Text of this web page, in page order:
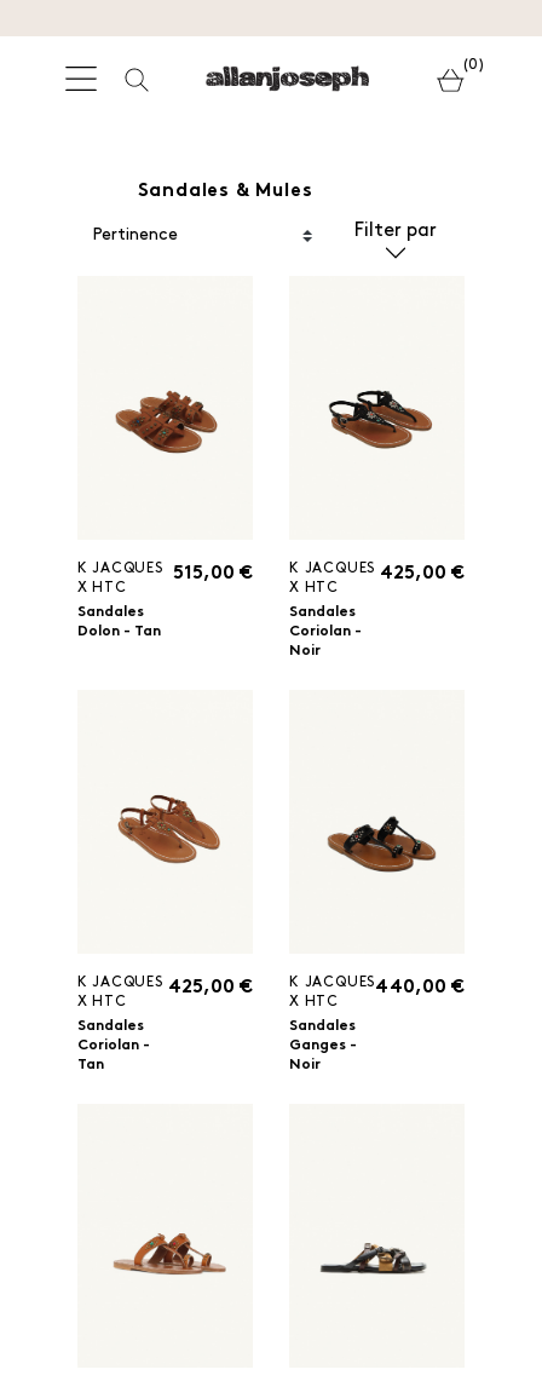
(0)
Sandales & Mules
Filter par
K JACQUES
X HTC
Sandales
Dolon - Tan
515,00 €
K JACQUES
X HTC
Sandales
Coriolan -
Noir
425,00 €
K JACQUES
X HTC
Sandales
Coriolan -
Tan
425,00 €
K JACQUES
X HTC
Sandales
Ganges -
Noir
440,00 €